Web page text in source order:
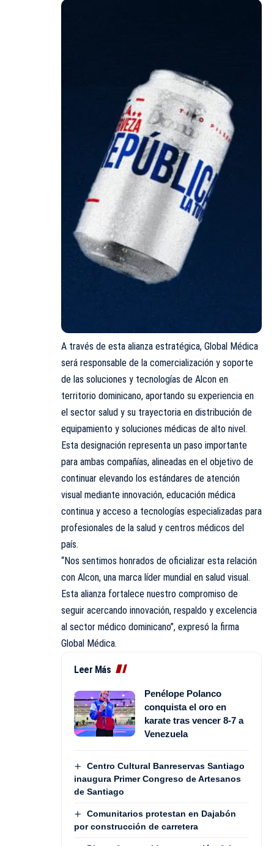
A través de esta alianza estratégica, Global Médica
será responsable de la comercialización y soporte
de las soluciones y tecnologías de Alcon en
territorio dominicano, aportando su experiencia en
el sector salud y su trayectoria en distribución de
equipamiento y soluciones médicas de alto nivel.
Esta designación representa un paso importante
para ambas compañías, alineadas en el objetivo de
continuar elevando los estándares de atención
visual mediante innovación, educación médica
continua y acceso a tecnologías especializadas para
profesionales de la salud y centros médicos del
país.
“Nos sentimos honrados de oficializar esta relación
con Alcon, una marca líder mundial en salud visual.
Esta alianza fortalece nuestro compromiso de
seguir acercando innovación, respaldo y excelencia
al sector médico dominicano”, expresó la firma
Global Médica.
Leer Más
Penélope Polanco
conquista el oro en
karate tras vencer 8-7 a
Venezuela
Centro Cultural Banreservas Santiago
inaugura Primer Congreso de Artesanos
de Santiago
Comunitarios protestan en Dajabón
por construcción de carretera